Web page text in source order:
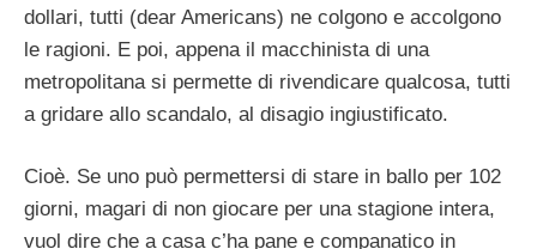
dollari, tutti (dear Americans) ne colgono e accolgono
le ragioni. E poi, appena il macchinista di una
metropolitana si permette di rivendicare qualcosa, tutti
a gridare allo scandalo, al disagio ingiustificato.
Cioè. Se uno può permettersi di stare in ballo per 102
giorni, magari di non giocare per una stagione intera,
vuol dire che a casa c’ha pane e companatico in